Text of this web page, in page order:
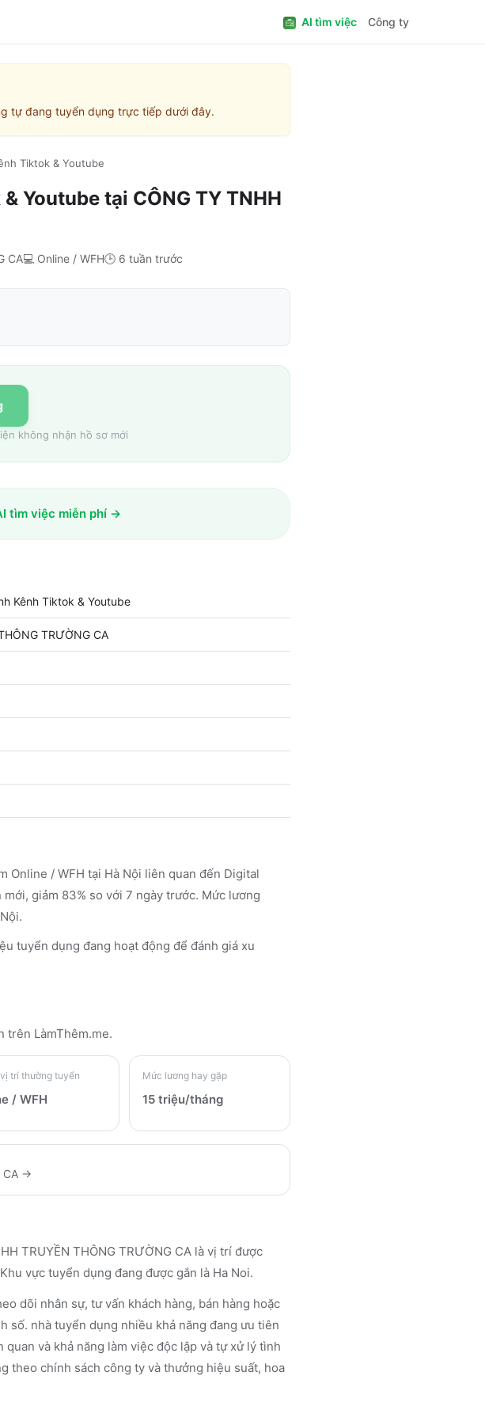
AI tìm việc Công ty
tự đang tuyển dụng trực tiếp dưới đây.
Tiktok & Youtube
Youtube tại CÔNG TY TNHH
CA💻 Online / WFH🕒 6 tuần trước
không nhận hồ sơ mới
tìm việc miễn phí →
Kênh Tiktok & Youtube
TRƯỜNG CA
Online / WFH tại Hà Nội liên quan đến Digital
giảm 83% so với 7 ngày trước. Mức lương
tuyển dụng đang hoạt động để đánh giá xu
trên LàmThêm.me.
trí thường tuyển
/ WFH
Mức lương hay gặp
15 triệu/tháng
CA →
TRUYỀN THÔNG TRƯỜNG CA là vị trí được
vực tuyển dụng đang được gắn là Ha Noi.
dõi nhân sự, tư vấn khách hàng, bán hàng hoặc
số. nhà tuyển dụng nhiều khả năng đang ưu tiên
và khả năng làm việc độc lập và tự xử lý tình
theo chính sách công ty và thưởng hiệu suất, hoa